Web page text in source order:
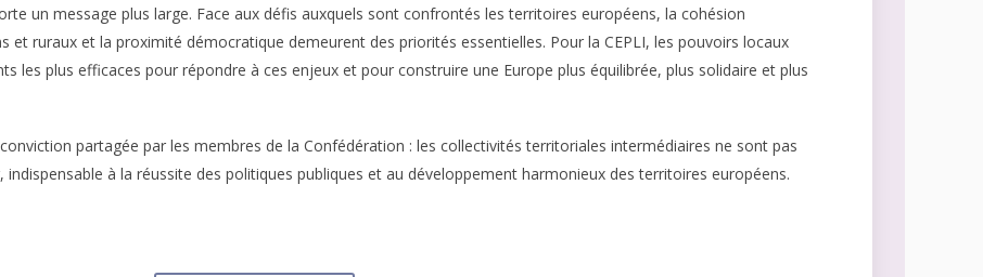
un message plus large. Face aux défis auxquels sont confrontés les territoires européens, la cohésion
et ruraux et la proximité démocratique demeurent des priorités essentielles. Pour la CEPLI, les pouvoirs locaux
les plus efficaces pour répondre à ces enjeux et pour construire une Europe plus équilibrée, plus solidaire et plus
partagée par les membres de la Confédération : les collectivités territoriales intermédiaires ne sont pas
indispensable à la réussite des politiques publiques et au développement harmonieux des territoires européens.